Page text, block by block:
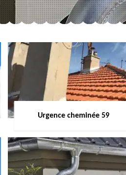
Urgence cheminée 59